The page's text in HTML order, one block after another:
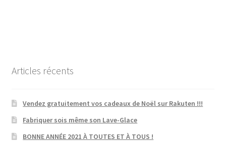
Articles récents
Vendez gratuitement vos cadeaux de Noël sur Rakuten !!!
Fabriquer sois même son Lave-Glace
BONNE ANNÉE 2021 À TOUTES ET À TOUS !